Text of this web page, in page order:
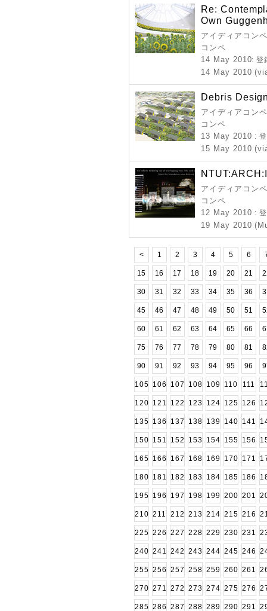
Re:
Own
アイディアコン
コンペ
14 May 2010: 登
14 May 2010
Debris
アイディアコン
コンペ
13 May 2010 :
15 May 2010
アイディアコン
コンペ
12 May 2010 :
19 May 2010
< 1 2 3 4 5 6
15 16 17 18 19 20 21
30 31 32 33 34 35 36
45 46 47 48 49 50 51
60 61 62 63 64 65 66
75 76 77 78 79 80 81
90 91 92 93 94 95 96
105 106 107 108 109 110 111
120 121 122 123 124 125 126
135 136 137 138 139 140 141
150 151 152 153 154 155 156
165 166 167 168 169 170 171
180 181 182 183 184 185 186
195 196 197 198 199 200 201
210 211 212 213 214 215 216
225 226 227 228 229 230 231
240 241 242 243 244 245 246
255 256 257 258 259 260 261
270 271 272 273 274 275 276
285 286 287 288 289 290 291